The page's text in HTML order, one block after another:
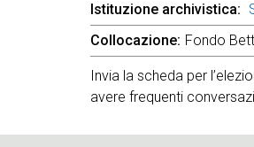
Istituzione archivistica
Collocazione Fondo
Invia la scheda per
avere frequenti